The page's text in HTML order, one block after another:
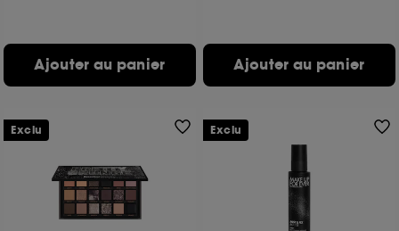
Ajouter au panier Ajouter au panier
Exclu Exclu